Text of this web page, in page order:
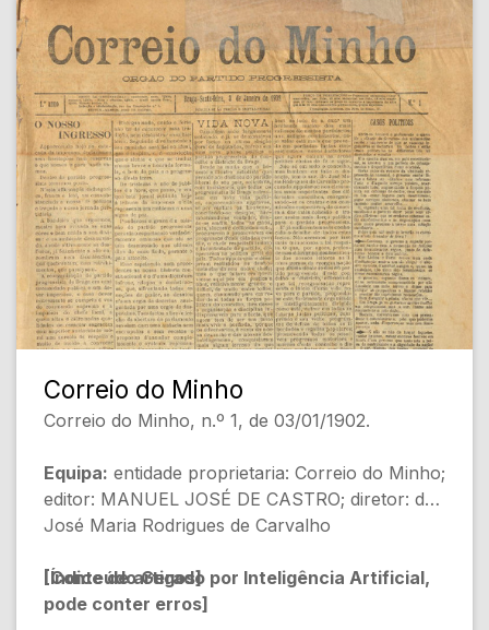
Correio do Minho
Correio do Minho, n.º 1, de 03/01/1902.
Equipa: entidade proprietaria: Correio do Minho;
editor: MANUEL JOSÉ DE CASTRO; diretor: dr.
José Maria Rodrigues de Carvalho
[Índice de artigos]
[Conteúdo Gerado por Inteligência Artificial,
pode conter erros]